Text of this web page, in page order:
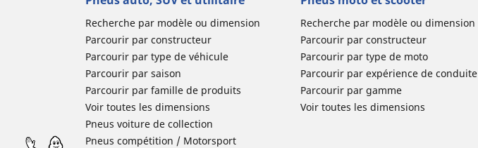
Recherche par modèle ou dimension
Parcourir par constructeur
Parcourir par type de véhicule
Parcourir par saison
Parcourir par famille de produits
Voir toutes les dimensions
Pneus voiture de collection
Pneus compétition / Motorsport
Recherche par modèle ou dimension
Parcourir par constructeur
Parcourir par type de moto
Parcourir par expérience de conduite
Parcourir par gamme
Voir toutes les dimensions